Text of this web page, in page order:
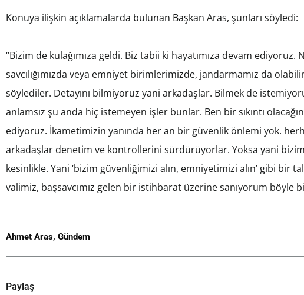
Konuya ilişkin açıklamalarda bulunan Başkan Aras, şunları söyledi:
“Bizim de kulağımıza geldi. Biz tabii ki hayatımıza devam
savcılığımızda veya emniyet birimlerimizde, jandarmamız da
söylediler. Detayını bilmiyoruz yani arkadaşlar. Bilmek de
anlamsız şu anda hiç istemeyen işler bunlar. Ben bir sıkıntı
ediyoruz. İkametimizin yanında her an bir güvenlik önlemi yok.
arkadaşlar denetim ve kontrollerini sürdürüyorlar. Yoksa yani
kesinlikle. Yani ‘bizim güvenliğimizi alın, emniyetimizi alın’ gibi bir
valimiz, başsavcımız gelen bir istihbarat üzerine sanıyorum böyle
Ahmet Aras, Gündem
Paylaş